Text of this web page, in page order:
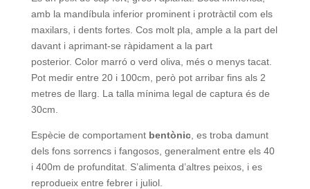
amb la mandíbula inferior prominent i protràctil com els
maxilars, i dents fortes. Cos molt pla, ample a la part del
davant i aprimant-se ràpidament a la part
posterior. Color marró o verd oliva, més o menys tacat.
Pot medir entre 20 i 100cm, però pot arribar fins als 2
metres de llarg. La talla mínima legal de captura és de
30cm.
Espècie de comportament bentònic, es troba damunt
dels fons sorrencs i fangosos, generalment entre els 40
i 400m de profunditat. S’alimenta d’altres peixos, i es
reprodueix entre febrer i juliol.